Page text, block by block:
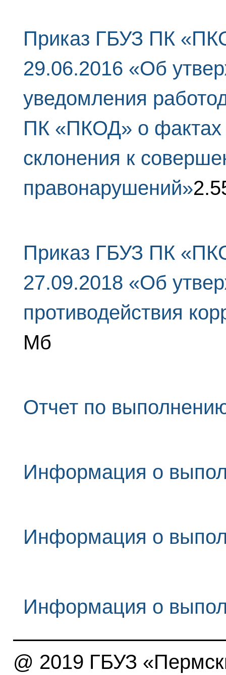
Приказ ГБУЗ ПК
29.06.2016 «Об
уведомления
ПК «ПКОД» о фактах
склонения к
правонарушений»
Приказ ГБУЗ ПК
27.09.2018 «Об
противодействия
Мб
Отчет по
Информация о
Информация о
Информация о
@ 2019 ГБУЗ